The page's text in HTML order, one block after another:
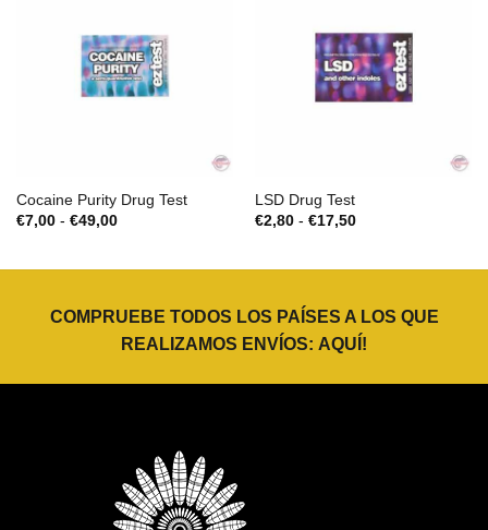
Cocaine Purity Drug Test
€7,00 - €49,00Rango
LSD Drug Test
€2,80 - €17,50Rango
COMPRUEBE TODOS LOS PAÍSES A LOS QUE
REALIZAMOS ENVÍOS: AQUÍ !